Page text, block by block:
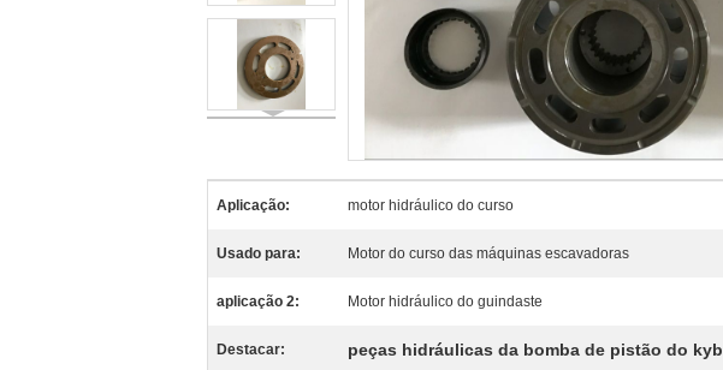
Aplicação: motor hidráulico do curso
Usado para: Motor do curso das máquinas escavadoras
aplicação 2: Motor hidráulico do guindaste
Destacar: peças hidráulicas da bomba de pistão do kyb